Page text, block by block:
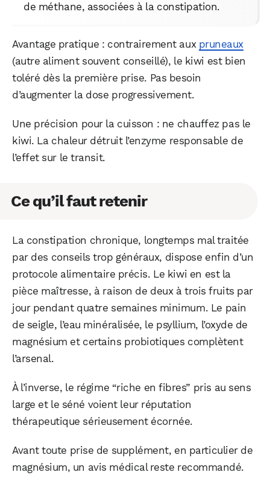
de méthane, associées à la constipation.
Avantage pratique : contrairement aux pruneaux
(autre aliment souvent conseillé), le kiwi est bien
toléré dès la première prise. Pas besoin
d’augmenter la dose progressivement.
Une précision pour la cuisson : ne chauffez pas le
kiwi. La chaleur détruit l’enzyme responsable de
l’effet sur le transit.
Ce qu’il faut retenir
La constipation chronique, longtemps mal traitée
par des conseils trop généraux, dispose enfin d’un
protocole alimentaire précis. Le kiwi en est la
pièce maîtresse, à raison de deux à trois fruits par
jour pendant quatre semaines minimum. Le pain
de seigle, l’eau minéralisée, le psyllium, l’oxyde de
magnésium et certains probiotiques complètent
l’arsenal.
À l’inverse, le régime “riche en fibres” pris au sens
large et le séné voient leur réputation
thérapeutique sérieusement écornée.
Avant toute prise de supplément, en particulier de
magnésium, un avis médical reste recommandé.